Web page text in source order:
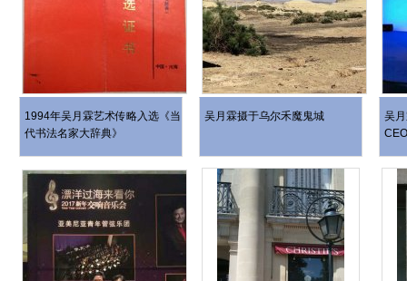
1994年吴月霖艺术传略入选《当
代书法名家大辞典》
吴月霖摄于乌尔禾魔鬼城
吴